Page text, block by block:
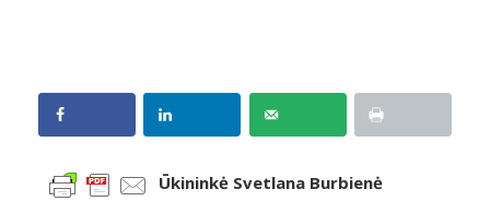
Ūkininkė Svetlana Burbienė